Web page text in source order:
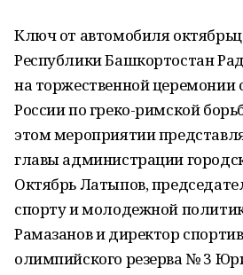
Ключ от автомобиля
Республики Башкортостан
на торжественной церемонии
России по греко-римской
этом мероприятии
главы администрации
Октябрь Латыпов,
спорту и молодежной
Рамазанов и директор
олимпийского резерва № 3